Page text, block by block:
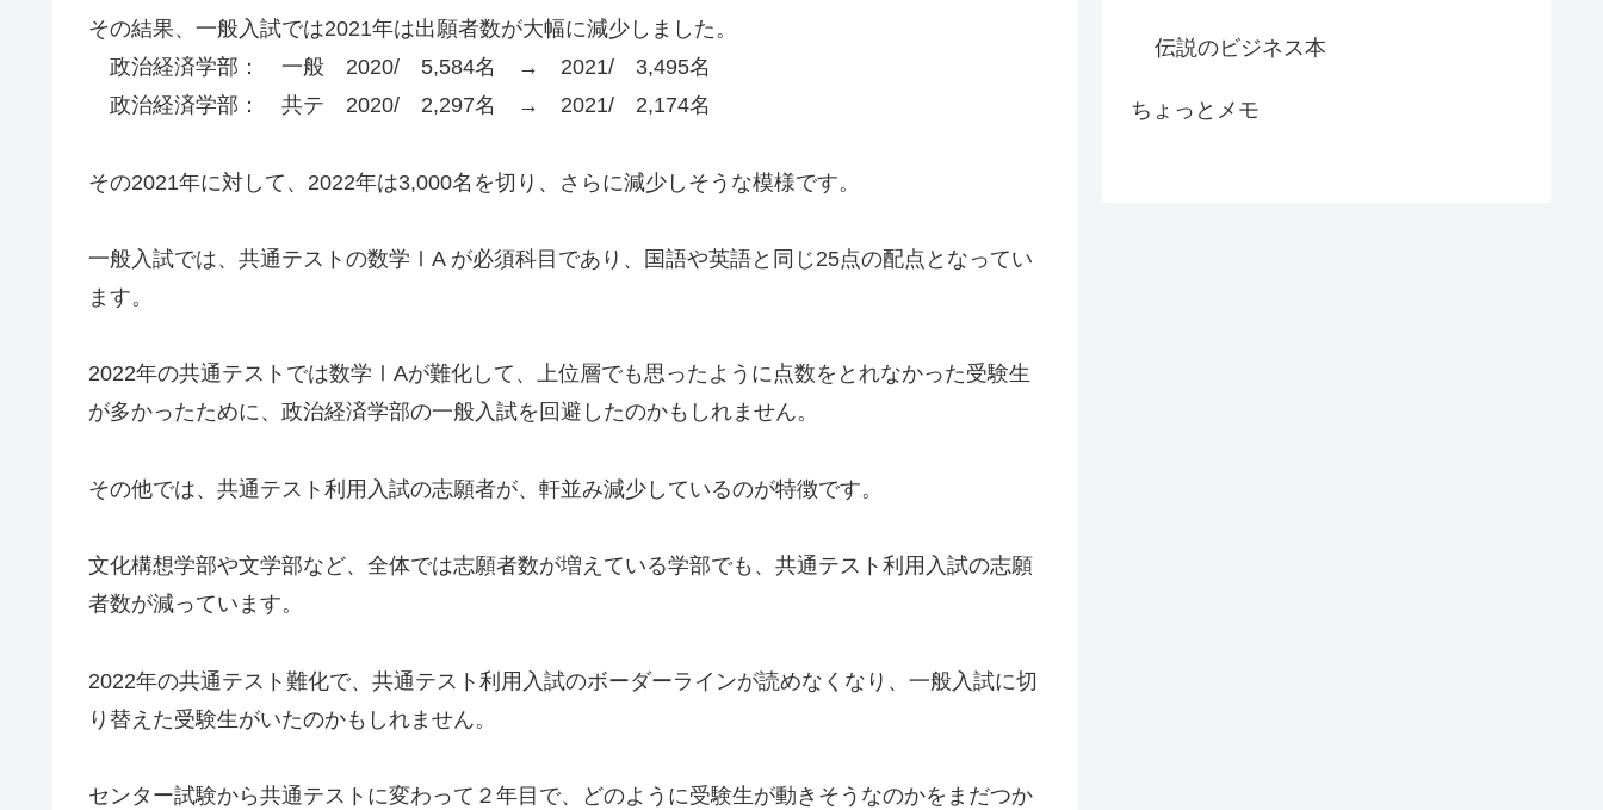
その結果、一般入試では2021年は出願者数が大幅に減少しました。
政治経済学部： 一般 2020/ 5,584名 → 2021/ 3,495名
政治経済学部： 共テ 2020/ 2,297名 → 2021/ 2,174名
その2021年に対して、2022年は3,000名を切り、さらに減少しそうな模様です。
一般入試では、共通テストの数学ⅠA が必須科目であり、国語や英語と同じ25点の配点となってい
ます。
2022年の共通テストでは数学ⅠAが難化して、上位層でも思ったように点数をとれなかった受験生
が多かったために、政治経済学部の一般入試を回避したのかもしれません。
その他では、共通テスト利用入試の志願者が、軒並み減少しているのが特徴です。
文化構想学部や文学部など、全体では志願者数が増えている学部でも、共通テスト利用入試の志願
者数が減っています。
2022年の共通テスト難化で、共通テスト利用入試のボーダーラインが読めなくなり、一般入試に切
り替えた受験生がいたのかもしれません。
センター試験から共通テストに変わって２年目で、どのように受験生が動きそうなのかをまだつか
伝説のビジネス本
ちょっとメモ